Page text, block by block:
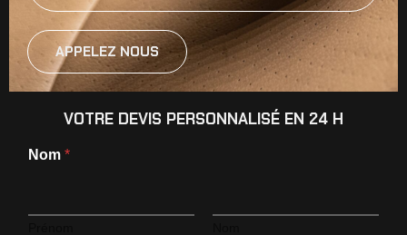
APPELEZ NOUS
VOTRE DEVIS PERSONNALISÉ EN 24 H
Nom *